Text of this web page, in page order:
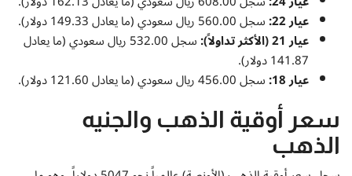
عيار 22: سجل 560.00 ريال سعودي (ما يعادل 149.33 دولار).
عيار 21 (الأكثر تداولاً): سجل 532.00 ريال سعودي (ما يعادل
141.87 دولار).
عيار 18: سجل 456.00 ريال سعودي (ما يعادل 121.60 دولار).
سعر أوقية الذهب والجنيه
الذهب